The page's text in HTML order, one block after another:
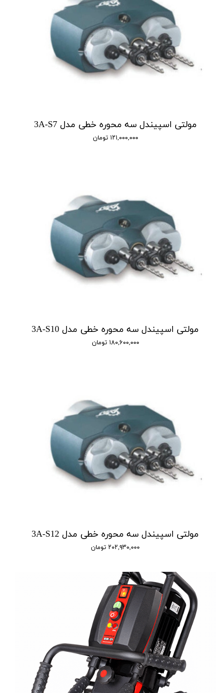
مولتی اسپیندل سه محوره خطی مدل 3A-S7
۱۲۱,۰۰۰,۰۰۰ تومان
مولتی اسپیندل سه محوره خطی مدل 3A-S10
۱۸۰,۶۰۰,۰۰۰ تومان
مولتی اسپیندل سه محوره خطی مدل 3A-S12
۲۰۲,۹۳۰,۰۰۰ تومان